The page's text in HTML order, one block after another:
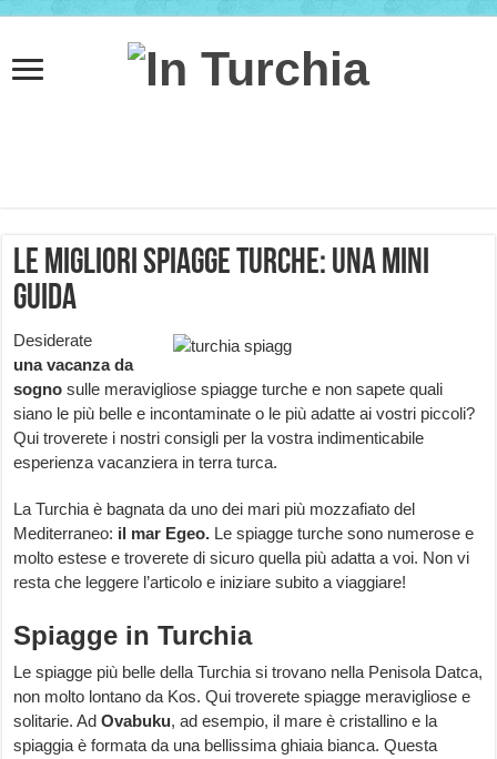
Le migliori spiagge turche: una mini
guida
Desiderate
una vacanza da
sogno sulle meravigliose spiagge turche e non sapete quali
siano le più belle e incontaminate o le più adatte ai vostri piccoli?
Qui troverete i nostri consigli per la vostra indimenticabile
esperienza vacanziera in terra turca.
La Turchia è bagnata da uno dei mari più mozzafiato del
Mediterraneo: il mar Egeo. Le spiagge turche sono numerose e
molto estese e troverete di sicuro quella più adatta a voi. Non vi
resta che leggere l’articolo e iniziare subito a viaggiare!
Spiagge in Turchia
Le spiagge più belle della Turchia si trovano nella Penisola Datca,
non molto lontano da Kos. Qui troverete spiagge meravigliose e
solitarie. AdOvabuku, ad esempio, il mare è cristallino e la
spiaggia è formata da una bellissima ghiaia bianca. Questa